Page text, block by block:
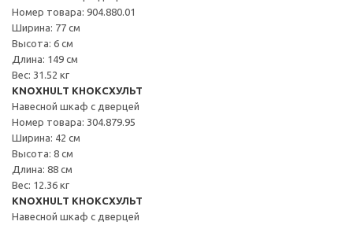
Номер товара: 904.880.01
Ширина: 77 см
Высота: 6 см
Длина: 149 см
Вес: 31.52 кг
KNOXHULT КНОКСХУЛЬТ
Навесной шкаф с дверцей
Номер товара: 304.879.95
Ширина: 42 см
Высота: 8 см
Длина: 88 см
Вес: 12.36 кг
KNOXHULT КНОКСХУЛЬТ
Навесной шкаф с дверцей